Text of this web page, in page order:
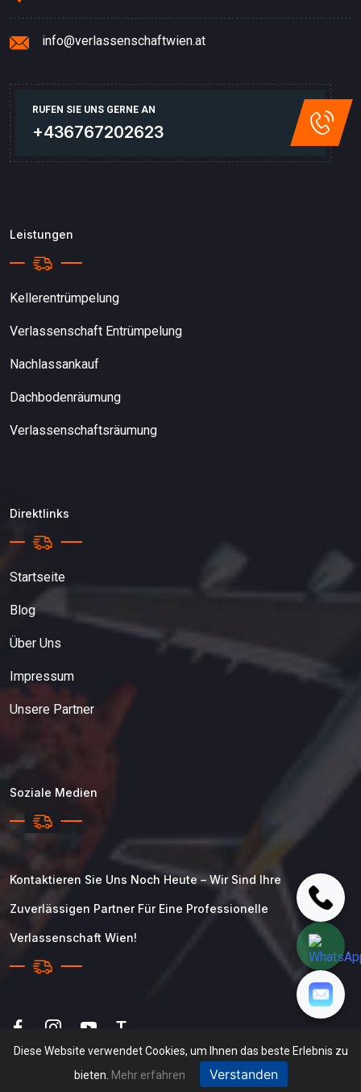
info@verlassenschaftwien.at
RUFEN SIE UNS GERNE AN
+436767202623
Leistungen
Kellerentrümpelung
Verlassenschaft Entrümpelung
Nachlassankauf
Dachbodenräumung
Verlassenschaftsräumung
Direktlinks
Startseite
Blog
Über Uns
Impressum
Unsere Partner
Soziale Medien
Kontaktieren Sie Uns Noch Heute – Wir Sind Ihre
Zuverlässigen Partner Für Eine Professionelle
Verlassenschaft Wien!
T
Diese Website verwendet Cookies, um Ihnen das beste Erlebnis zu
bieten. Mehr erfahren Verstanden